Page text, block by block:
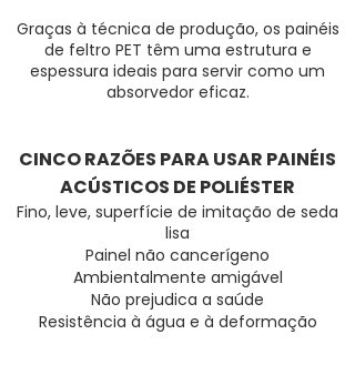
Graças à técnica de produção, os painéis
de feltro PET têm uma estrutura e
espessura ideais para servir como um
absorvedor eficaz.
CINCO RAZÕES PARA USAR PAINÉIS
ACÚSTICOS DE POLIÉSTER
Fino, leve, superfície de imitação de seda
lisa
Painel não cancerígeno
Ambientalmente amigável
Não prejudica a saúde
Resistência à água e à deformação